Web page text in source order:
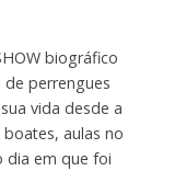
biográfico
de perrengues
vida desde a
aulas no
dia em que foi